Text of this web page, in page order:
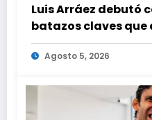
Luis Arráez debutó
batazos claves
ante Nacionales
Agosto 5, 2026